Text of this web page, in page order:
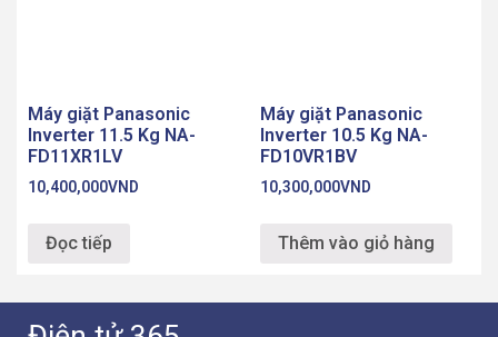
Máy giặt Panasonic
Inverter 11.5 Kg NA-
FD11XR1LV
10,400,000VND
Đọc tiếp
Máy giặt Panasonic
Inverter 10.5 Kg NA-
FD10VR1BV
10,300,000VND
Thêm vào giỏ hàng